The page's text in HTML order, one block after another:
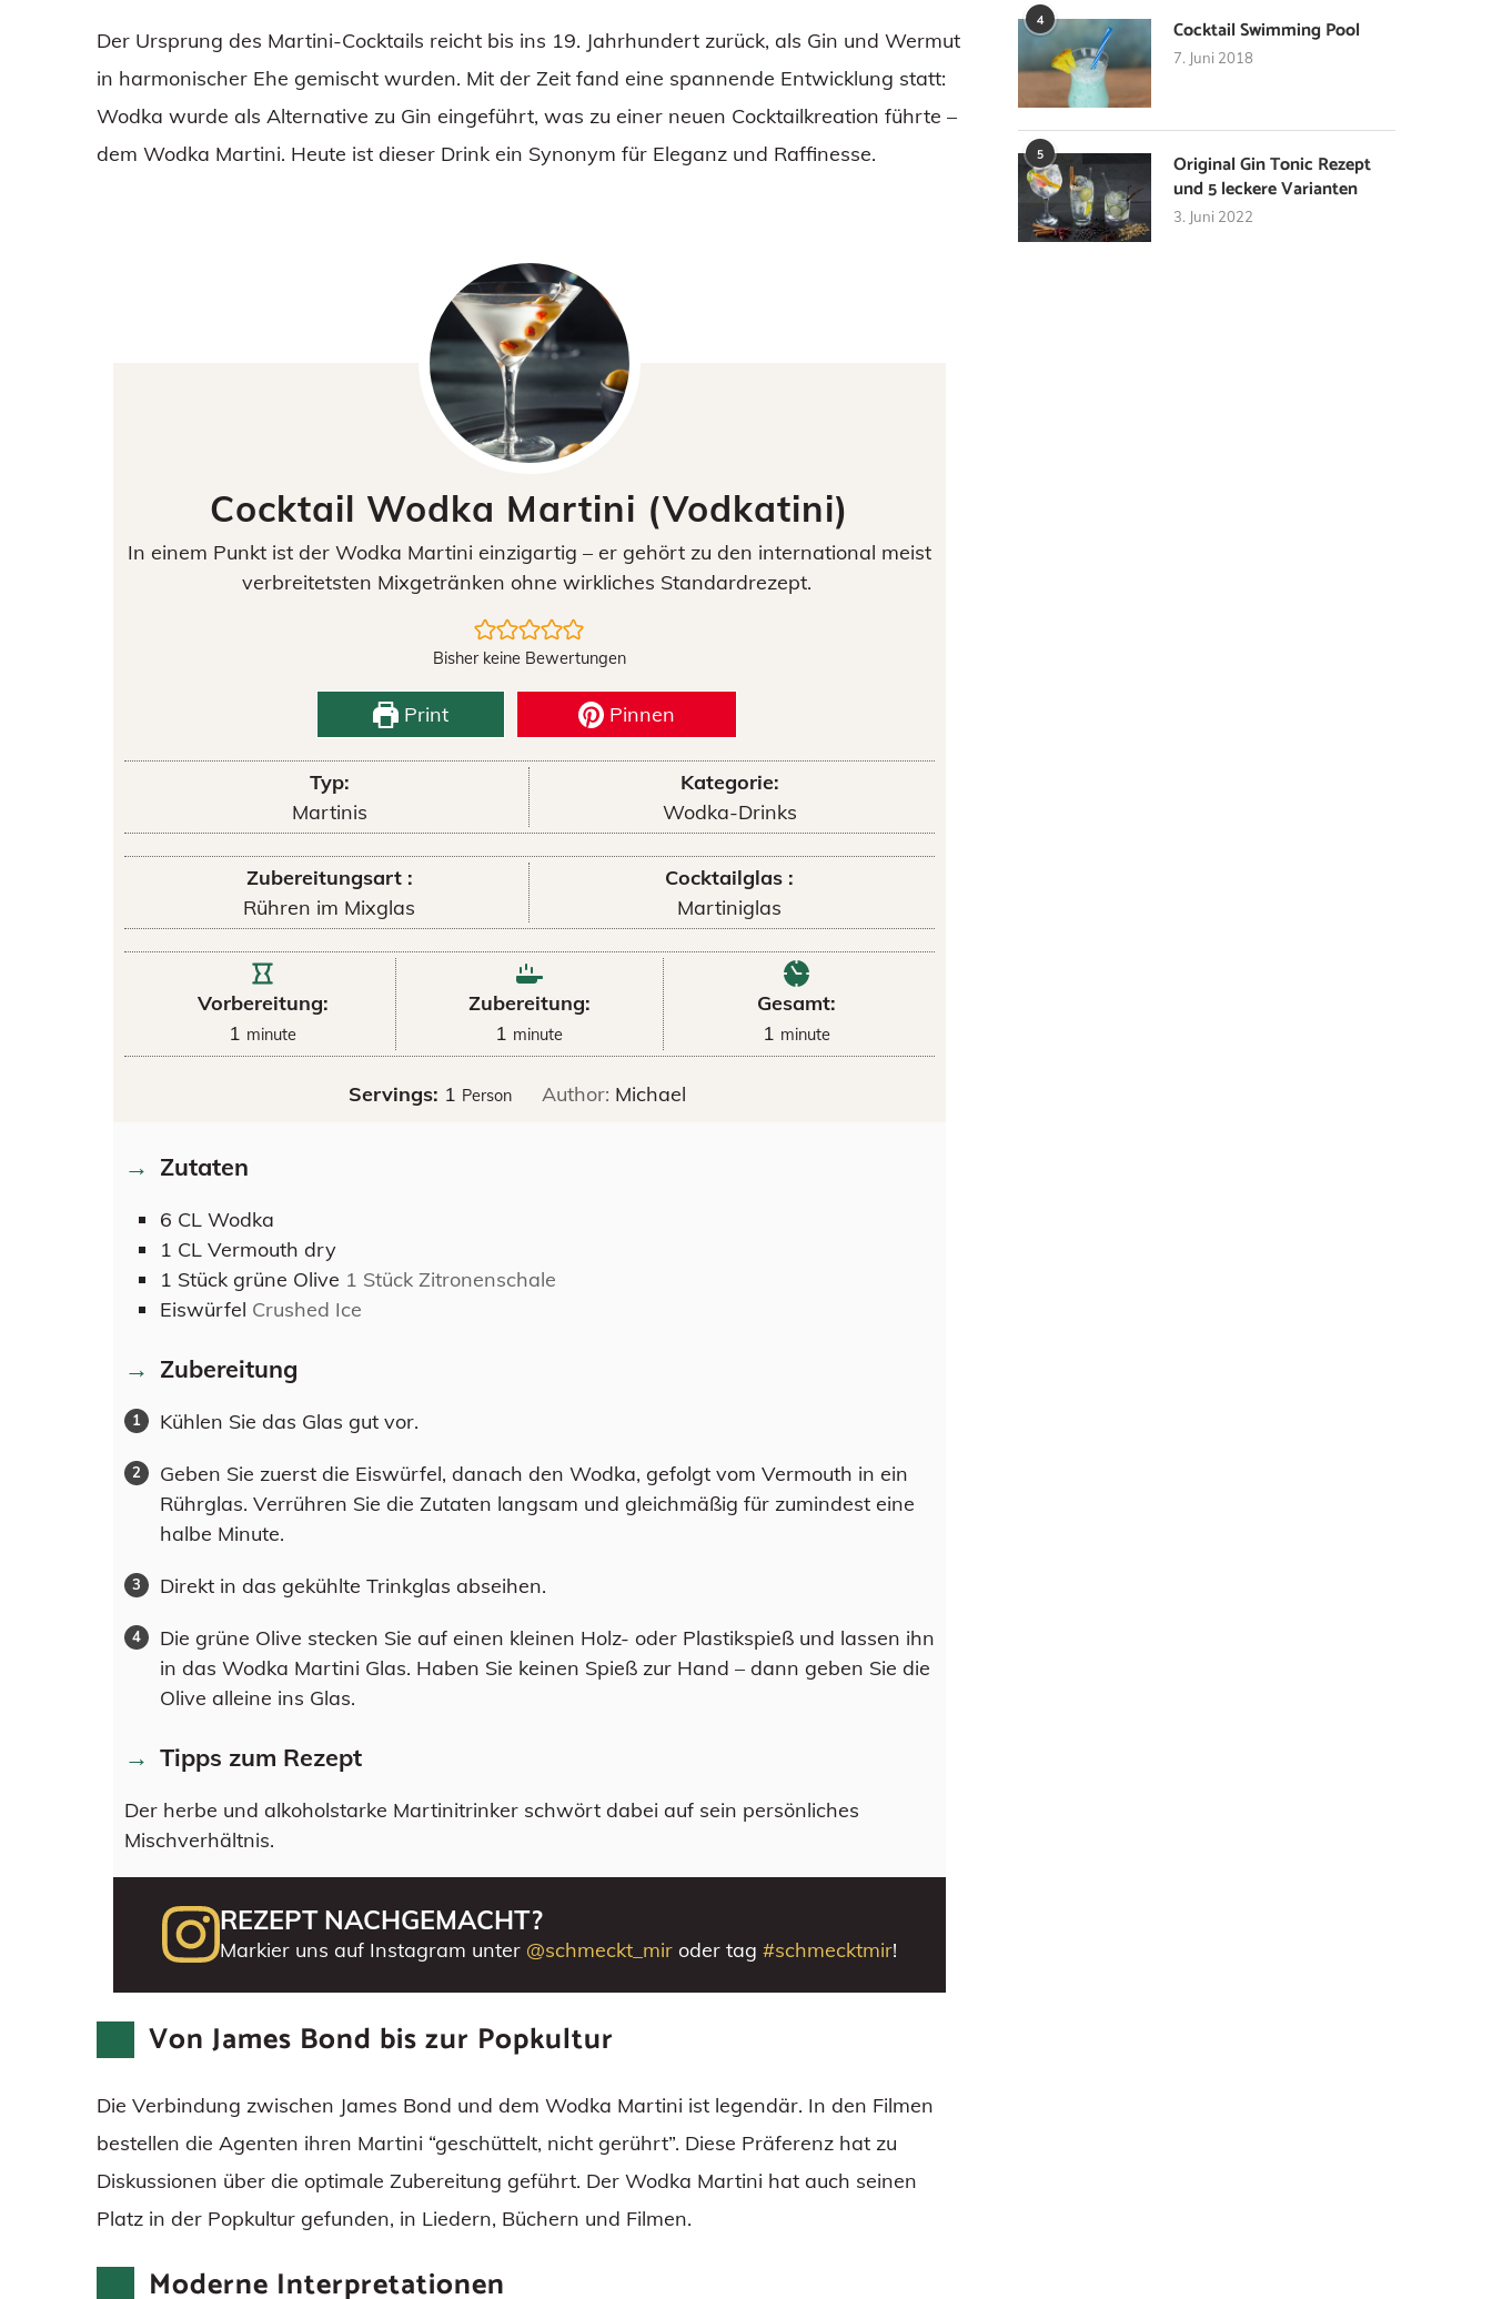
Der Ursprung des Martini-Cocktails reicht bis ins 19. Jahrhundert zurück, als Gin und Wermut
in harmonischer Ehe gemischt wurden. Mit der Zeit fand eine spannende Entwicklung statt:
Wodka wurde als Alternative zu Gin eingeführt, was zu einer neuen Cocktailkreation führte –
dem Wodka Martini. Heute ist dieser Drink ein Synonym für Eleganz und Raffinesse.
Cocktail Wodka Martini (Vodkatini)
In einem Punkt ist der Wodka Martini einzigartig – er gehört zu den international meist
verbreitetsten Mixgetränken ohne wirkliches Standardrezept.
Bisher keine Bewertungen
Print Pinnen
Typ:
Martinis
Kategorie:
Wodka-Drinks
Zubereitungsart :
Rühren im Mixglas
Cocktailglas :
Martiniglas
Vorbereitung:
1 minute
Zubereitung:
1 minute
Gesamt:
1 minute
Servings: 1 Person Author: Michael
Zutaten
6 CL Wodka
1 CL Vermouth dry
1 Stück grüne Olive 1 Stück Zitronenschale
Eiswürfel Crushed Ice
Zubereitung
Kühlen Sie das Glas gut vor.
Geben Sie zuerst die Eiswürfel, danach den Wodka, gefolgt vom Vermouth in ein
Rührglas. Verrühren Sie die Zutaten langsam und gleichmäßig für zumindest eine
halbe Minute.
Direkt in das gekühlte Trinkglas abseihen.
Die grüne Olive stecken Sie auf einen kleinen Holz- oder Plastikspieß und lassen ihn
in das Wodka Martini Glas. Haben Sie keinen Spieß zur Hand – dann geben Sie die
Olive alleine ins Glas.
Tipps zum Rezept
Der herbe und alkoholstarke Martinitrinker schwört dabei auf sein persönliches
Mischverhältnis.
REZEPT NACHGEMACHT?
Markier uns auf Instagram unter @schmeckt_miroder tag #schmecktmir!
Von James Bond bis zur Popkultur
Die Verbindung zwischen James Bond und dem Wodka Martini ist legendär. In den Filmen
bestellen die Agenten ihren Martini “geschüttelt, nicht gerührt”. Diese Präferenz hat zu
Diskussionen über die optimale Zubereitung geführt. Der Wodka Martini hat auch seinen
Platz in der Popkultur gefunden, in Liedern, Büchern und Filmen.
Moderne Interpretationen
4 Cocktail Swimming Pool
7. Juni 2018
5
Original Gin Tonic Rezept
und 5 leckere Varianten
3. Juni 2022